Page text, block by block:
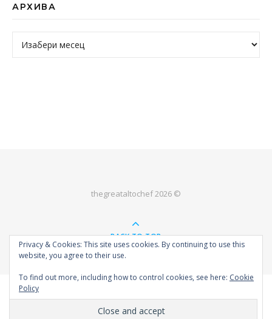
АРХИВА
Архива
thegreataltochef 2026 ©
BACK TO TOP
Privacy & Cookies: This site uses cookies. By continuing to use this
website, you agree to their use.
To find out more, including how to control cookies, see here: Cookie
Policy